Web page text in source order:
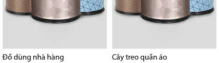
Đồ dùng nhà hàng Cây treo quần áo